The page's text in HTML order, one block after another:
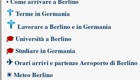
Terme in Germania
Lavorare a Berlino e in Germania
🎓Università a Berlino
🎓Studiare in Germania
✈Orari arrivi e partenze Aeroporto di Berlino
☀ Meteo Berlino